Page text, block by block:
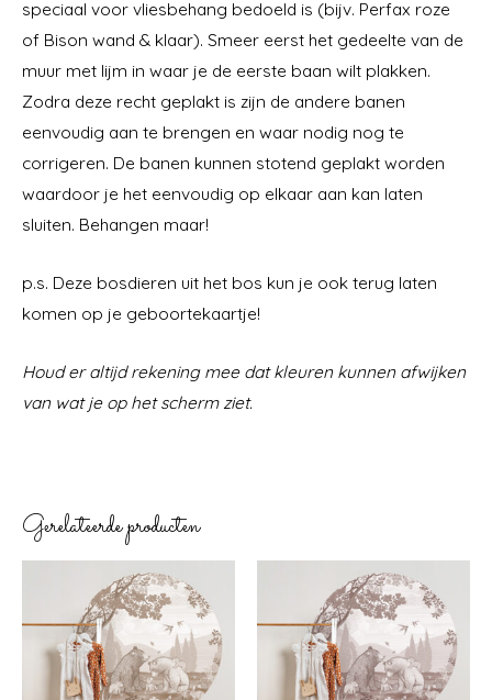
speciaal voor vliesbehang bedoeld is (bijv. Perfax roze
of Bison wand & klaar). Smeer eerst het gedeelte van de
muur met lijm in waar je de eerste baan wilt plakken.
Zodra deze recht geplakt is zijn de andere banen
eenvoudig aan te brengen en waar nodig nog te
corrigeren. De banen kunnen stotend geplakt worden
waardoor je het eenvoudig op elkaar aan kan laten
sluiten. Behangen maar!
p.s. Deze bosdieren uit het bos kun je ook terug laten
komen op je geboortekaartje!
Houd er altijd rekening mee dat kleuren kunnen afwijken
van wat je op het scherm ziet.
Gerelateerde producten